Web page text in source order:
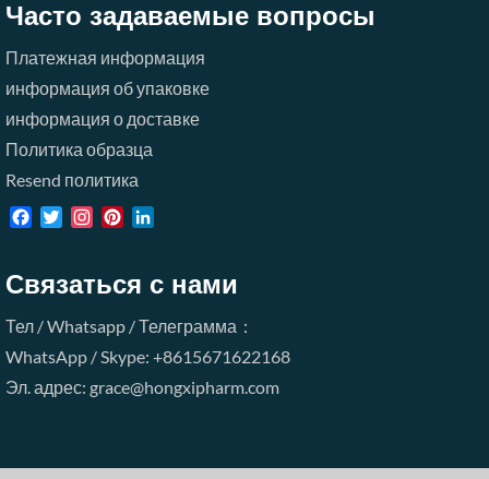
Часто задаваемые вопросы
Платежная информация
информация об упаковке
информация о доставке
Политика образца
Resend политика
Facebook
TwitterInstagramPinterest
Связаться с нами
Тел / Whatsapp / Телеграмма：
WhatsApp / Skype: +8615671622168
Эл. адрес: grace@hongxipharm.com